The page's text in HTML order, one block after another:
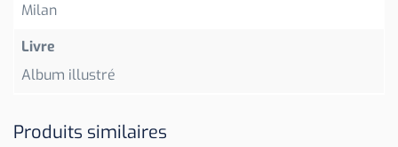
Milan
Livre
Album illustré
Produits similaires